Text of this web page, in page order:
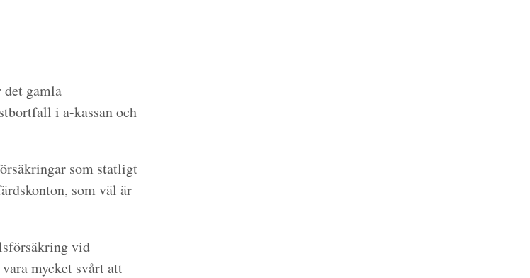
gamla
i a-kassan och
som statligt
som väl är
vid
mycket svårt att